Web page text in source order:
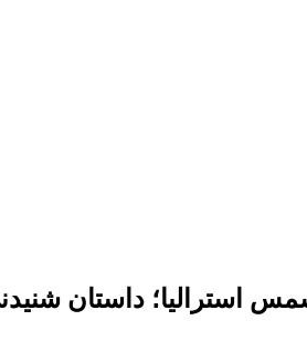
استرالیا؛ داستان